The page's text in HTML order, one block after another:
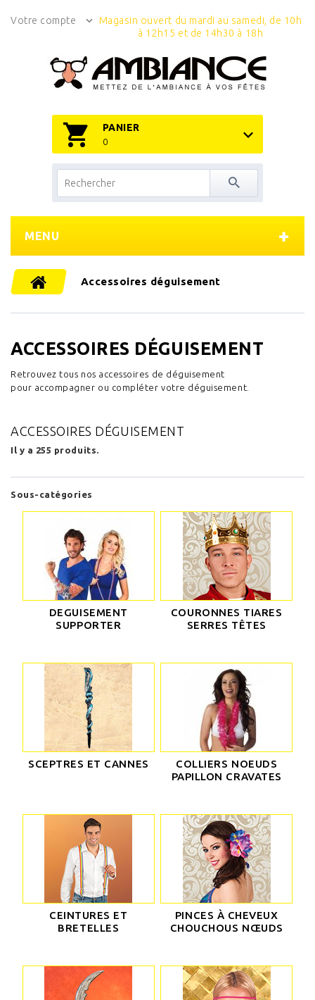
Votre compte
Magasin ouvert du mardi au samedi, de 10h
à 12h15 et de 14h30 à 18h
PANIER
0
MENU
Accessoires déguisement
ACCESSOIRES DÉGUISEMENT
Retrouvez tous nos accessoires de déguisement
pour accompagner ou compléter votre déguisement.
ACCESSOIRES DÉGUISEMENT
Il y a 255 produits.
Sous-catégories
DEGUISEMENT
SUPPORTER
COURONNES TIARES
SERRES TÊTES
SCEPTRES ET CANNES
COLLIERS NOEUDS
PAPILLON CRAVATES
CEINTURES ET
BRETELLES
PINCES À CHEVEUX
CHOUCHOUS NŒUDS